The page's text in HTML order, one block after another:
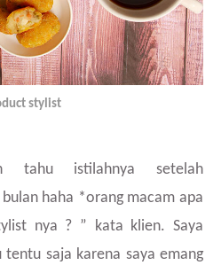
stylist
tahu istilahnya setelah
haha *orang macam apa
nya ? ” kata klien. Saya
saja karena saya emang